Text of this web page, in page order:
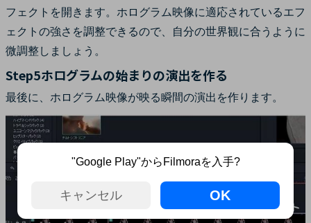
フェクトを開きます。ホログラム映像に適応されているエフ
ェクトの強さを調整できるので、自分の世界観に合うように
微調整しましょう。
Step5ホログラムの始まりの演出を作る
最後に、ホログラム映像が映る瞬間の演出を作ります。
"Google Play"からFilmoraを入手?
キャンセル OK